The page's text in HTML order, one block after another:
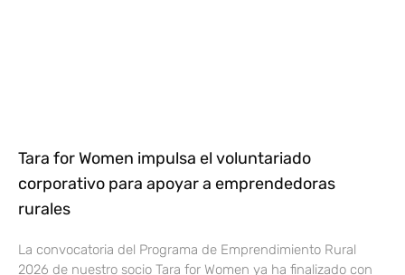
Tara for Women impulsa el voluntariado
corporativo para apoyar a emprendedoras
rurales
La convocatoria del Programa de Emprendimiento Rural
2026 de nuestro socio Tara for Women ya ha finalizado con